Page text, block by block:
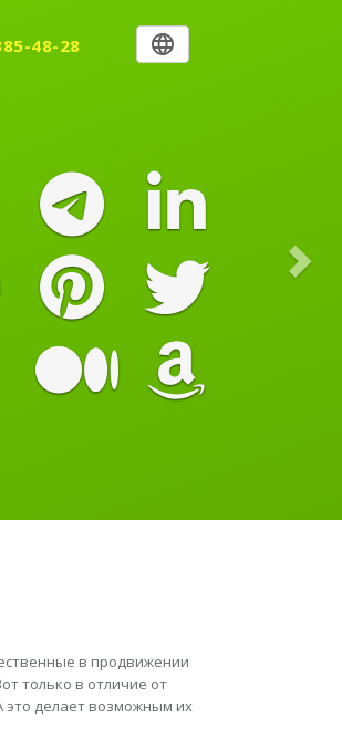
48-28
в продвижении
только в отличие от
делает возможным их